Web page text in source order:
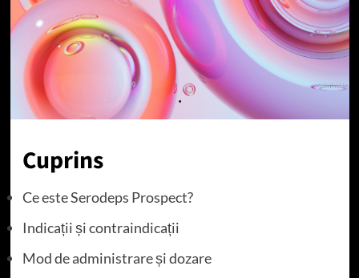
Cuprins
Ce este Serodeps Prospect?
Indicații și contraindicații
Mod de administrare și dozare